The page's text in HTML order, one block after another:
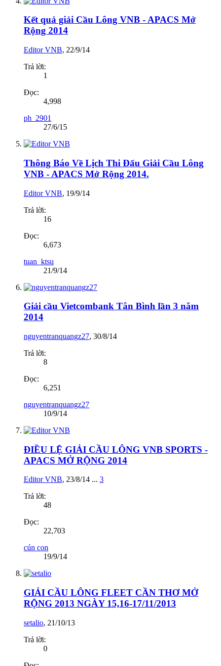
Kết quả giải Cầu Lông VNB - APACS Mở
Rộng 2014
Editor VNB, 22/9/14
Trả lời:
1
Đọc:
4,998
ph_2901
27/6/15
Thông Báo Về Lịch Thi Đấu Giải Cầu Lông
VNB - APACS Mở Rộng 2014.
Editor VNB, 19/9/14
Trả lời:
16
Đọc:
6,673
tuan_ktsu
21/9/14
Giải cầu Vietcombank Tân Bình lần 3 năm
2014
nguyentranquangz27, 30/8/14
Trả lời:
8
Đọc:
6,251
nguyentranquangz27
10/9/14
ĐIỀU LỆ GIẢI CẦU LÔNG VNB SPORTS -
APACS MỞ RỘNG 2014
Editor VNB, 23/8/14 ... 3
Trả lời:
48
Đọc:
22,703
cún con
19/9/14
GIẢI CẦU LÔNG FLEET CẦN THƠ MỞ
RỘNG 2013 NGÀY 15,16-17/11/2013
setalio, 21/10/13
Trả lời:
0